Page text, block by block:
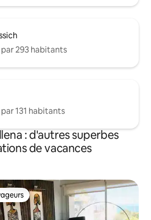
293 habitants
131 habitants
: d'autres superbes
de vacances